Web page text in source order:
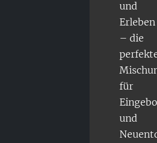
und
Erleben
– die
für
und